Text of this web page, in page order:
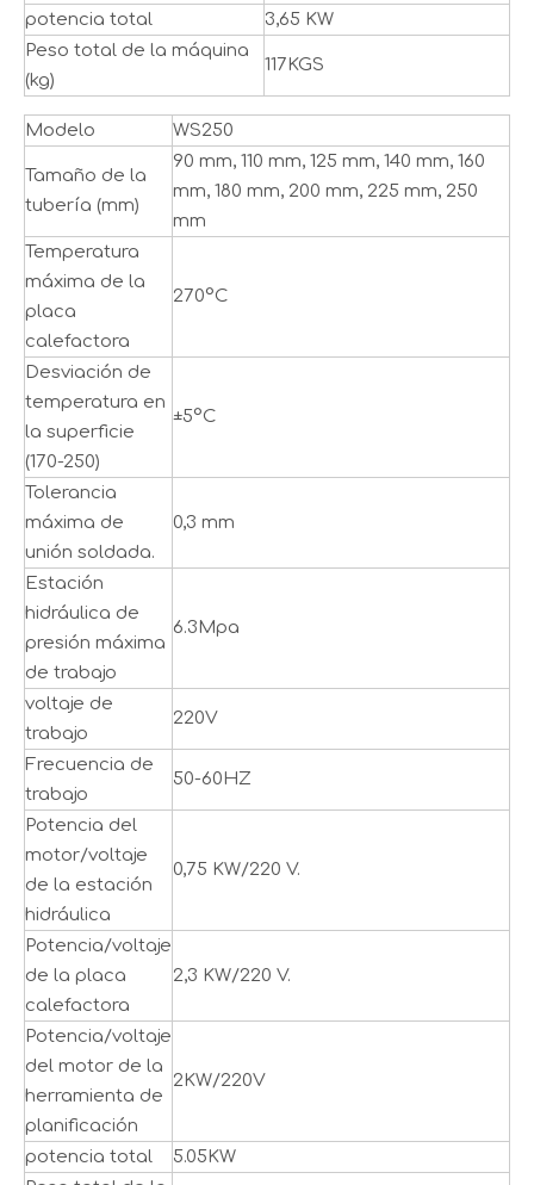
potencia total
3,65 KW
Peso total de la máquina
(kg)
117KGS
Modelo WS250
Tamaño de la
tubería (mm)
90 mm, 110 mm, 125 mm, 140 mm, 160
mm, 180 mm, 200 mm, 225 mm, 250
mm
Temperatura
máxima de la
placa
calefactora
270°C
Desviación de
temperatura en
la superficie
(170-250)
±5°C
Tolerancia
máxima de
unión soldada.
0,3 mm
Estación
hidráulica de
presión máxima
de trabajo
6.3Mpa
voltaje de
trabajo
220V
Frecuencia de
trabajo
50-60HZ
Potencia del
motor/voltaje
de la estación
hidráulica
0,75 KW/220 V.
Potencia/voltaje
de la placa
calefactora
2,3 KW/220 V.
Potencia/voltaje
del motor de la
herramienta de
planificación
2KW/220V
potencia total
5.05KW